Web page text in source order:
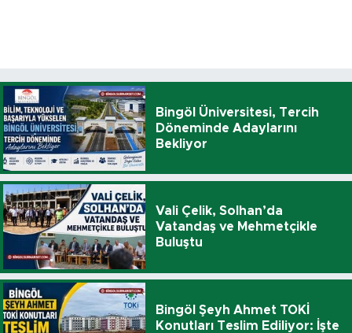
Bingöl Üniversitesi, Tercih
Döneminde Adaylarını
Bekliyor
Vali Çelik, Solhan’da
Vatandaş ve Mehmetçikle
Buluştu
Bingöl Şeyh Ahmet TOKİ
Konutları Teslim Ediliyor: İşte